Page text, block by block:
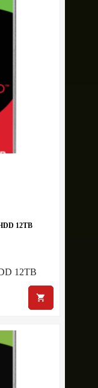
12TB
12TB